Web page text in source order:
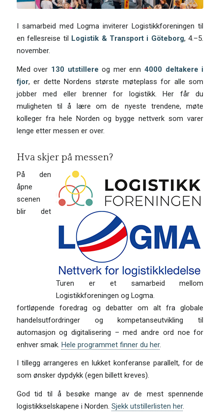
I samarbeid med Logma inviterer Logistikkforeningen til
en fellesreise til Logistik & Transport i Göteborg, 4.–5.
november.
Med over 130 utstillere og mer enn4000 deltakere i
fjor, er dette Nordens største møteplass for alle som
jobber med eller brenner for logistikk. Her får du
muligheten til å lære om de nyeste trendene, møte
kolleger fra hele Norden og bygge nettverk som varer
lenge etter messen er over.
Hva skjer på messen?
Turen er et samarbeid mellom
Logistikkforeningen og Logma.
På den
åpne
scenen
blir det
fortløpende foredrag og debatter om alt fra globale
handelsutfordringer og kompetanseutvikling til
automasjon og digitalisering – med andre ord noe for
enhver smak. Hele programmet finner du her.
I tillegg arrangeres en lukket konferanse parallelt, for de
som ønsker dypdykk (egen billett kreves).
God tid til å besøke mange av de mest spennende
logistikkselskapene i Norden. Sjekk utstillerlisten her.